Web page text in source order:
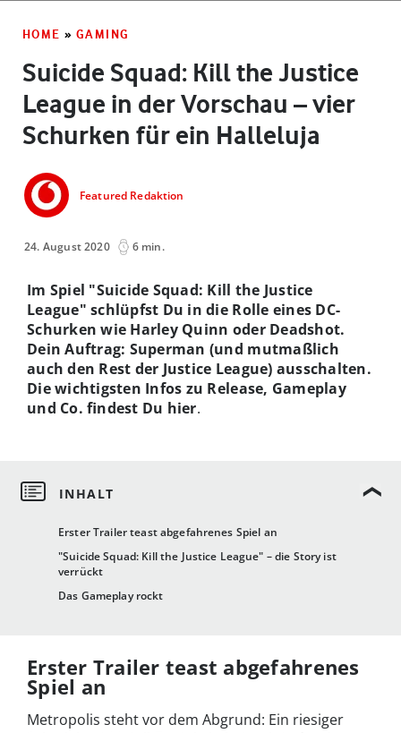
HOME » GAMING
Suicide Squad: Kill the Justice
League in der Vorschau – vier
Schurken für ein Halleluja
Featured Redaktion
24. August 2020 6 min.
Erster Trailer teast abgefahrenes Spiel an
"Suicide Squad: Kill the Justice League" – die Story ist
verrückt
Das Gameplay rockt
Im Spiel "Suicide Squad: Kill the Justice
League" schlüpfst Du in die Rolle eines DC-
Schurken wie Harley Quinn oder Deadshot.
Dein Auftrag: Superman (und mutmaßlich
auch den Rest der Justice League) ausschalten.
Die wichtigsten Infos zu Release, Gameplay
und Co. findest Du hier.
Erster Trailer teast abgefahrenes
Spiel an
Metropolis steht vor dem Abgrund: Ein riesiger